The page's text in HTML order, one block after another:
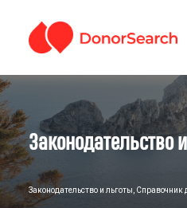
РУБРИКИ
ЗАРЕГИСТРИРОВАТЬСЯ
ПОДДЕРЖАТЬ ПРОЕКТ
ГДЕ СДАТЬ КРОВЬ
Законодательство
Законодательство и льготы Справочник